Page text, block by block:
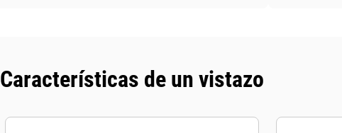
Características de un vistazo